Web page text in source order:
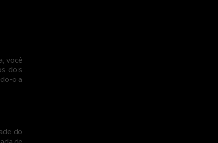
você
dois
o a
do
de